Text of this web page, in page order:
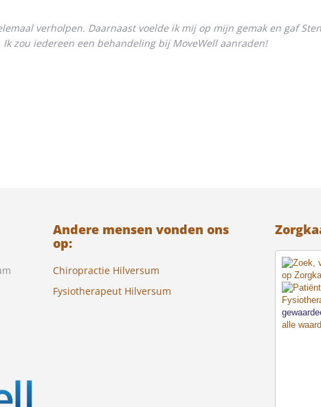
verholpen. Daarnaast voelde ik mij op mijn gemak en gaf
zou iedereen een behandeling bij MoveWell aanraden!
Andere mensen vonden ons
op:
Chiropractie Hilversum
Fysiotherapeut Hilversum
alle